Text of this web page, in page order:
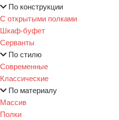
По конструкции
С открытыми полками
Шкаф-буфет
Серванты
По стилю
Современные
Классические
По материалу
Массив
Полки